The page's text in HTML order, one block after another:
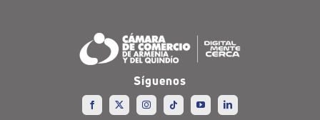
Síguenos